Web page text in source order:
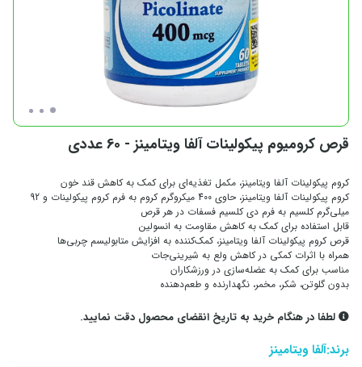
قرص کرومیوم پیکولینات آلفا ویتامینز - 60 عددی
کروم پیکولینات آلفا ویتامینز، مکمل تغذیه‌ای برای کمک به کاهش قند خون
کروم پیکولینات آلفا ویتامینز، حاوی 400 میکروگرم کروم به فرم کروم پیکولینات و 92
میلی‌گرم کلسیم به فرم دی کلسیم فسفات در هر قرص
قابل استفاده برای کمک به کاهش مقاومت به انسولین
قرص کروم پیکولینات آلفا ویتامینز، کمک‌کننده به افزایش متابولیسم چربی‌ها
همراه با اثرات کمکی در کاهش ولع به شیرینی‌جات
مناسب برای کمک به عضله‌سازی در ورزشکاران
بدون گلوتن، شکر، مخمر، نگهدارنده و طعم‌دهنده
لطفا در هنگام خرید به تاریخ انقضای محصول دقت نمایید.
برند:آلفا ویتامینز